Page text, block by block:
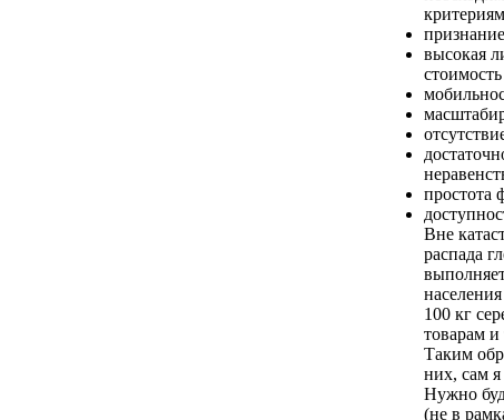
высокая
простота
Вне
распада
100 кг
товарам
Таким
них, сам
Нужно
(не в